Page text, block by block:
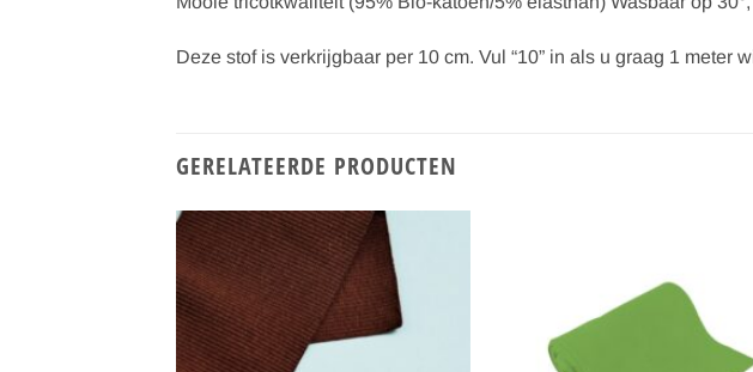
Deze stof is verkrijgbaar per 10 cm. Vul “10” in als u graag 1
GERELATEERDE PRODUCTEN
Toevoegen
verlanglijst